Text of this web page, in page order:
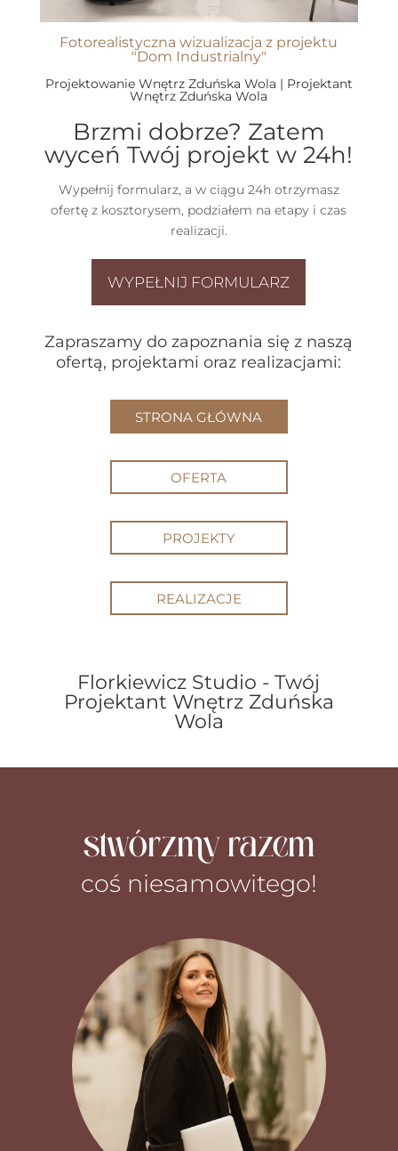
Fotorealistyczna wizualizacja z projektu
"Dom Industrialny"
Projektowanie Wnętrz Zduńska Wola | Projektant
Wnętrz Zduńska Wola
Brzmi dobrze? Zatem
wyceń Twój projekt w 24h!
Wypełnij formularz, a w ciągu 24h otrzymasz
ofertę z kosztorysem, podziałem na etapy i czas
realizacji.
WYPEŁNIJ FORMULARZ
Zapraszamy do zapoznania się z naszą
ofertą, projektami oraz realizacjami:
STRONA GŁÓWNA
OFERTA
PROJEKTY
REALIZACJE
Florkiewicz Studio - Twój
Projektant Wnętrz Zduńska
Wola
stwórzmy razem
coś niesamowitego!